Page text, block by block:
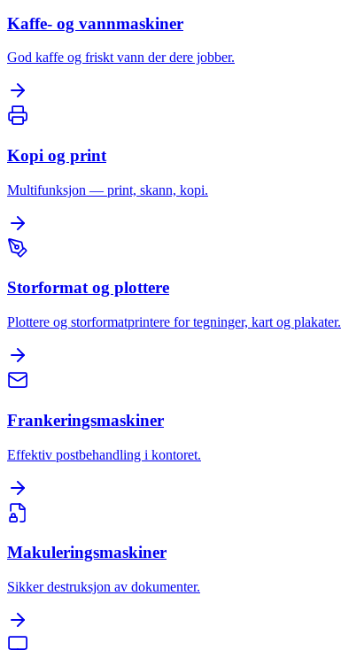
Kaffe- og vannmaskiner
God kaffe og friskt vann der dere jobber.
Kopi og print
Multifunksjon — print, skann, kopi.
Storformat og plottere
Plottere og storformatprintere for tegninger, kart og plakater.
Frankeringsmaskiner
Effektiv postbehandling i kontoret.
Makuleringsmaskiner
Sikker destruksjon av dokumenter.